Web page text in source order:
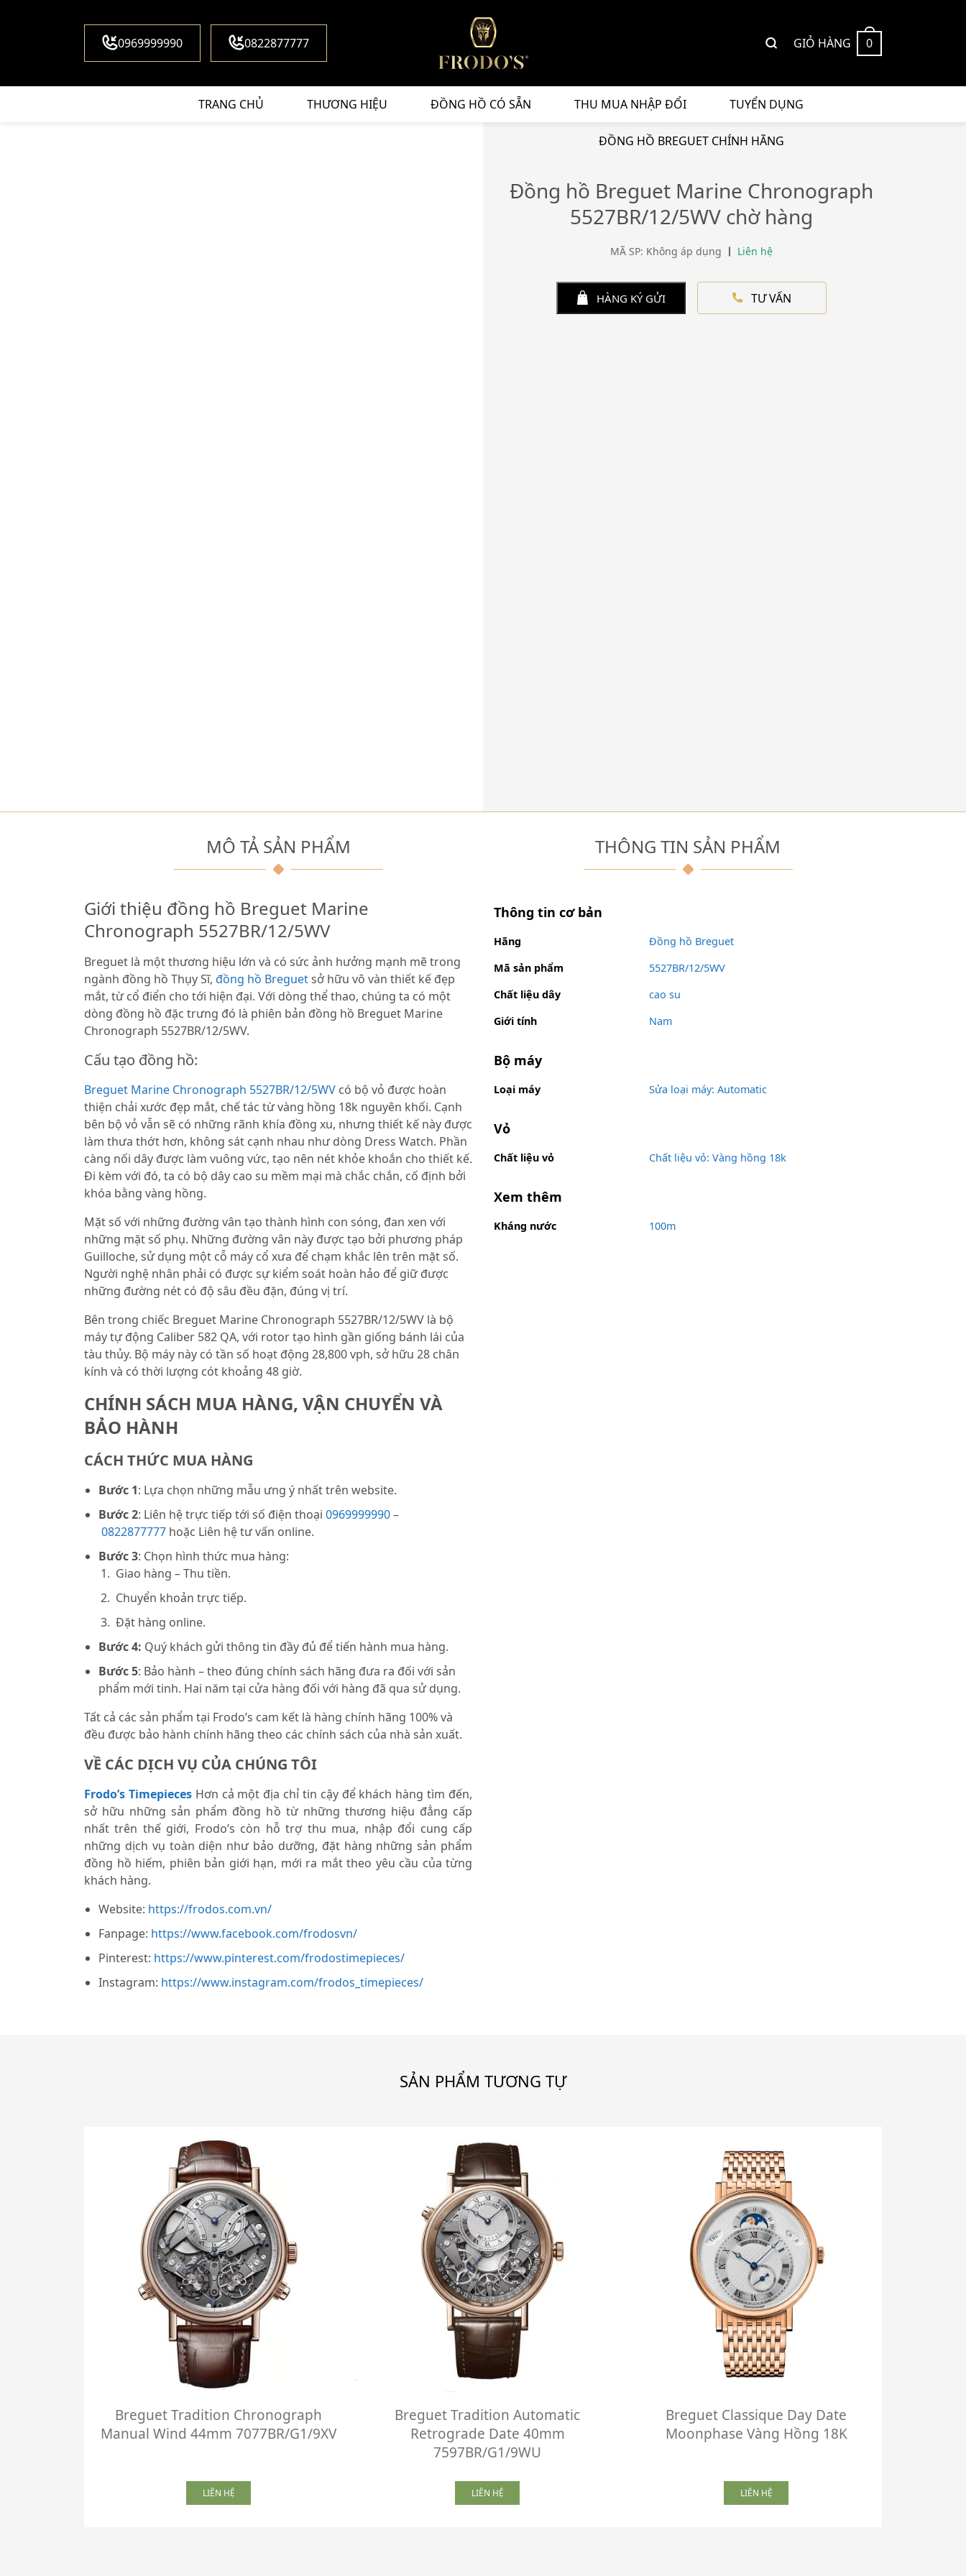
0969999990 0822877777 GIỎ HÀNG 0
TRANG CHỦ THƯƠNG HIỆU ĐỒNG HỒ CÓ SẴN THU MUA NHẬP ĐỔI TUYỂN DỤNG
ĐỒNG HỒ BREGUET CHÍNH HÃNG
Đồng hồ Breguet Marine Chronograph
5527BR/12/5WV chờ hàng
MÃ SP: Không áp dụng Liên hệ
HÀNG KÝ GỬI TƯ VẤN
MÔ TẢ SẢN PHẨM
Giới thiệu đồng hồ Breguet Marine
Chronograph 5527BR/12/5WV
Breguet là một thương hiệu lớn và có sức ảnh hưởng mạnh mẽ trong
ngành đồng hồ Thụy Sĩ, đồng hồ Breguetsở hữu vô vàn thiết kế đẹp
mắt, từ cổ điển cho tới hiện đại. Với dòng thể thao, chúng ta có một
dòng đồng hồ đặc trưng đó là phiên bản đồng hồ Breguet Marine
Chronograph 5527BR/12/5WV.
Cấu tạo đồng hồ:
Breguet Marine Chronograph 5527BR/12/5WV có bộ vỏ được hoàn
thiện chải xước đẹp mắt, chế tác từ vàng hồng 18k nguyên khối. Cạnh
bên bộ vỏ vẫn sẽ có những rãnh khía đồng xu, nhưng thiết kế này được
làm thưa thớt hơn, không sát cạnh nhau như dòng Dress Watch. Phần
càng nối dây được làm vuông vức, tạo nên nét khỏe khoắn cho thiết kế.
Đi kèm với đó, ta có bộ dây cao su mềm mại mà chắc chắn, cố định bởi
khóa bằng vàng hồng.
Mặt số với những đường vân tạo thành hình con sóng, đan xen với
những mặt số phụ. Những đường vân này được tạo bởi phương pháp
Guilloche, sử dụng một cỗ máy cổ xưa để chạm khắc lên trên mặt số.
Người nghệ nhân phải có được sự kiểm soát hoàn hảo để giữ được
những đường nét có độ sâu đều đặn, đúng vị trí.
Bên trong chiếc Breguet Marine Chronograph 5527BR/12/5WV là bộ
máy tự động Caliber 582 QA, với rotor tạo hình gần giống bánh lái của
tàu thủy. Bộ máy này có tần số hoạt động 28,800 vph, sở hữu 28 chân
kính và có thời lượng cót khoảng 48 giờ.
CHÍNH SÁCH MUA HÀNG, VẬN CHUYỂN VÀ
BẢO HÀNH
CÁCH THỨC MUA HÀNG
Bước 1: Lựa chọn những mẫu ưng ý nhất trên website.
Bước 2: Liên hệ trực tiếp tới số điện thoại 0969999990–
0822877777 hoặc Liên hệ tư vấn online.
Bước 3: Chọn hình thức mua hàng:
Giao hàng – Thu tiền.
Chuyển khoản trực tiếp.
Đặt hàng online.
Bước 4: Quý khách gửi thông tin đầy đủ để tiến hành mua hàng.
Bước 5: Bảo hành – theo đúng chính sách hãng đưa ra đối với sản
phẩm mới tinh. Hai năm tại cửa hàng đối với hàng đã qua sử dụng.
Tất cả các sản phẩm tại Frodo’s cam kết là hàng chính hãng 100% và
đều được bảo hành chính hãng theo các chính sách của nhà sản xuất.
VỀ CÁC DỊCH VỤ CỦA CHÚNG TÔI
Frodo’s TimepiecesHơn cả một địa chỉ tin cậy để khách hàng tìm đến,
sở hữu những sản phẩm đồng hồ từ những thương hiệu đẳng cấp
nhất trên thế giới, Frodo’s còn hỗ trợ thu mua, nhập đổi cung cấp
những dịch vụ toàn diện như bảo dưỡng, đặt hàng những sản phẩm
đồng hồ hiếm, phiên bản giới hạn, mới ra mắt theo yêu cầu của từng
khách hàng.
Website: https://frodos.com.vn/
Fanpage: https://www.facebook.com/frodosvn/
Pinterest: https://www.pinterest.com/frodostimepieces/
Instagram: https://www.instagram.com/frodos_timepieces/
THÔNG TIN SẢN PHẨM
Thông tin cơ bản
Hãng
Đồng hồ Breguet
Mã sản phẩm
5527BR/12/5WV
Chất liệu dây
cao su
Giới tính
Nam
Bộ máy
Loại máy Sửa loại máy: Automatic
Vỏ
Chất liệu vỏ Chất liệu vỏ: Vàng hồng 18k
Xem thêm
Kháng nước 100m
SẢN PHẨM TƯƠNG TỰ
Breguet Tradition Chronograph
Manual Wind 44mm 7077BR/G1/9XV
LIÊN HỆ
Breguet Tradition Automatic
Retrograde Date 40mm
7597BR/G1/9WU
LIÊN HỆ
Breguet Classique Day Date
Moonphase Vàng Hồng 18K
LIÊN HỆ